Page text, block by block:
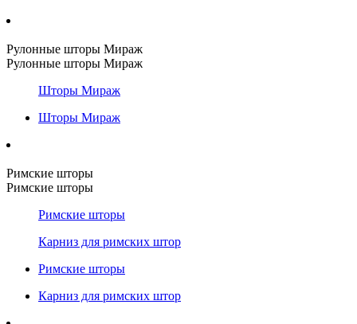
Рулонные шторы Мираж
Рулонные шторы Мираж
Шторы Мираж
Шторы Мираж
Римские шторы
Римские шторы
Римские шторы
Карниз для римских штор
Римские шторы
Карниз для римских штор